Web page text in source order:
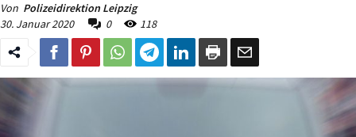
Von Polizeidirektion Leipzig
30. Januar 2020
0 118